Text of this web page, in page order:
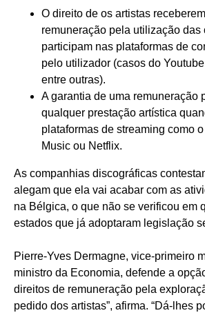
O direito de os artistas
remuneração pela utilização das
participam nas plataformas de
pelo utilizador (casos do
entre outras).
A garantia de uma remuneração
qualquer prestação artística
plataformas de streaming como
Music ou Netflix.
As companhias discográficas
alegam que ela vai acabar com as
na Bélgica, o que não se verificou em
estados que já adoptaram legislação
Pierre-Yves Dermagne, vice-primeiro
ministro da Economia, defende a
direitos de remuneração pela
pedido dos artistas”, afirma. “Dá-lhes